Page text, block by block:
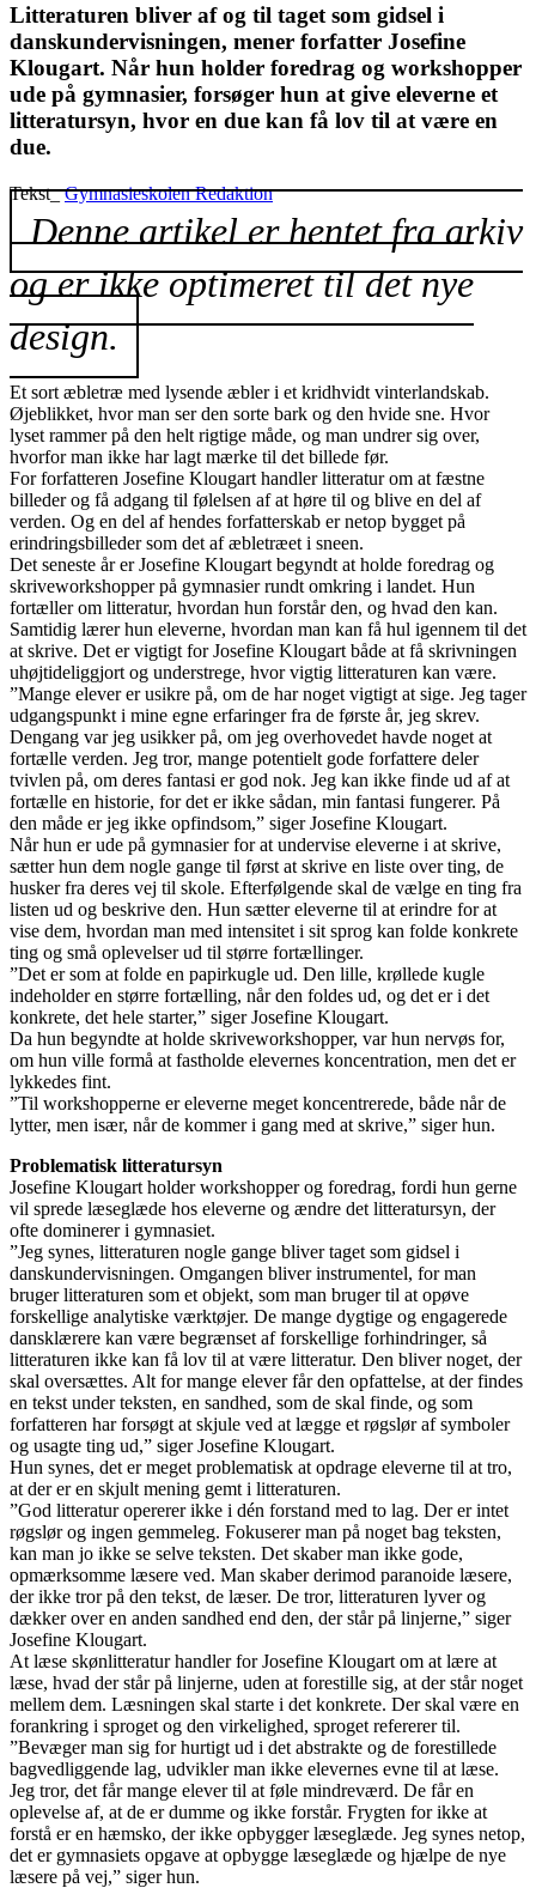
Litteraturen bliver af og til taget som gidsel i
danskundervisningen, mener forfatter Josefine
Klougart. Når hun holder foredrag og workshopper
ude på gymnasier, forsøger hun at give eleverne et
litteratursyn, hvor en due kan få lov til at være en
due.
Tekst_Gymnasieskolen Redaktion
Denne artikel er hentet fra arkiv
og er ikke optimeret til det nye
design.
Et sort æbletræ med lysende æbler i et kridhvidt vinterlandskab.
Øjeblikket, hvor man ser den sorte bark og den hvide sne. Hvor
lyset rammer på den helt rigtige måde, og man undrer sig over,
hvorfor man ikke har lagt mærke til det billede før.
For forfatteren Josefine Klougart handler litteratur om at fæstne
billeder og få adgang til følelsen af at høre til og blive en del af
verden. Og en del af hendes forfatterskab er netop bygget på
erindringsbilleder som det af æbletræet i sneen.
Det seneste år er Josefine Klougart begyndt at holde foredrag og
skriveworkshopper på gymnasier rundt omkring i landet. Hun
fortæller om litteratur, hvordan hun forstår den, og hvad den kan.
Samtidig lærer hun eleverne, hvordan man kan få hul igennem til det
at skrive. Det er vigtigt for Josefine Klougart både at få skrivningen
uhøjtideliggjort og understrege, hvor vigtig litteraturen kan være.
”Mange elever er usikre på, om de har noget vigtigt at sige. Jeg tager
udgangspunkt i mine egne erfaringer fra de første år, jeg skrev.
Dengang var jeg usikker på, om jeg overhovedet havde noget at
fortælle verden. Jeg tror, mange potentielt gode forfattere deler
tvivlen på, om deres fantasi er god nok. Jeg kan ikke finde ud af at
fortælle en historie, for det er ikke sådan, min fantasi fungerer. På
den måde er jeg ikke opfindsom,” siger Josefine Klougart.
Når hun er ude på gymnasier for at undervise eleverne i at skrive,
sætter hun dem nogle gange til først at skrive en liste over ting, de
husker fra deres vej til skole. Efterfølgende skal de vælge en ting fra
listen ud og beskrive den. Hun sætter eleverne til at erindre for at
vise dem, hvordan man med intensitet i sit sprog kan folde konkrete
ting og små oplevelser ud til større fortællinger.
”Det er som at folde en papirkugle ud. Den lille, krøllede kugle
indeholder en større fortælling, når den foldes ud, og det er i det
konkrete, det hele starter,” siger Josefine Klougart.
Da hun begyndte at holde skriveworkshopper, var hun nervøs for,
om hun ville formå at fastholde elevernes koncentration, men det er
lykkedes fint.
”Til workshopperne er eleverne meget koncentrerede, både når de
lytter, men især, når de kommer i gang med at skrive,” siger hun.
Problematisk litteratursyn
Josefine Klougart holder workshopper og foredrag, fordi hun gerne
vil sprede læseglæde hos eleverne og ændre det litteratursyn, der
ofte dominerer i gymnasiet.
”Jeg synes, litteraturen nogle gange bliver taget som gidsel i
danskundervisningen. Omgangen bliver instrumentel, for man
bruger litteraturen som et objekt, som man bruger til at opøve
forskellige analytiske værktøjer. De mange dygtige og engagerede
dansklærere kan være begrænset af forskellige forhindringer, så
litteraturen ikke kan få lov til at være litteratur. Den bliver noget, der
skal oversættes. Alt for mange elever får den opfattelse, at der findes
en tekst under teksten, en sandhed, som de skal finde, og som
forfatteren har forsøgt at skjule ved at lægge et røgslør af symboler
og usagte ting ud,” siger Josefine Klougart.
Hun synes, det er meget problematisk at opdrage eleverne til at tro,
at der er en skjult mening gemt i litteraturen.
”God litteratur opererer ikke i dén forstand med to lag. Der er intet
røgslør og ingen gemmeleg. Fokuserer man på noget bag teksten,
kan man jo ikke se selve teksten. Det skaber man ikke gode,
opmærksomme læsere ved. Man skaber derimod paranoide læsere,
der ikke tror på den tekst, de læser. De tror, litteraturen lyver og
dækker over en anden sandhed end den, der står på linjerne,” siger
Josefine Klougart.
At læse skønlitteratur handler for Josefine Klougart om at lære at
læse, hvad der står på linjerne, uden at forestille sig, at der står noget
mellem dem. Læsningen skal starte i det konkrete. Der skal være en
forankring i sproget og den virkelighed, sproget refererer til.
”Bevæger man sig for hurtigt ud i det abstrakte og de forestillede
bagvedliggende lag, udvikler man ikke elevernes evne til at læse.
Jeg tror, det får mange elever til at føle mindreværd. De får en
oplevelse af, at de er dumme og ikke forstår. Frygten for ikke at
forstå er en hæmsko, der ikke opbygger læseglæde. Jeg synes netop,
det er gymnasiets opgave at opbygge læseglæde og hjælpe de nye
læsere på vej,” siger hun.